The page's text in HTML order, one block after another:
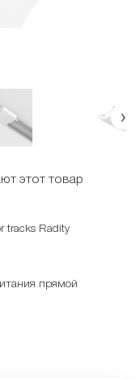
этот товар
tracks Radity
прямой